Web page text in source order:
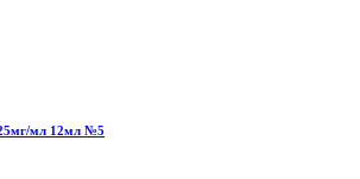
мл 12мл №5